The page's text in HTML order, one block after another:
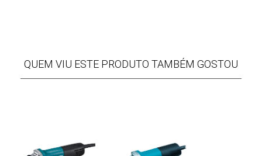
QUEM VIU ESTE PRODUTO TAMBÉM GOSTOU